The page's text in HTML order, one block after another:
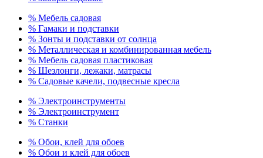
% Мебель садовая
% Гамаки и подставки
% Зонты и подставки от солнца
% Металлическая и комбинированная мебель
% Мебель садовая пластиковая
% Шезлонги, лежаки, матрасы
% Садовые качели, подвесные кресла
% Электроинструменты
% Электроинструмент
% Станки
% Обои, клей для обоев
% Обои и клей для обоев